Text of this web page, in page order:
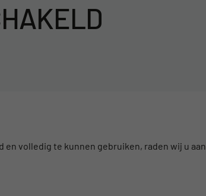
volledig te kunnen gebruiken, raden wij u aan